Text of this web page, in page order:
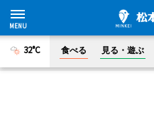
32°C 食べる 見る・遊ぶ